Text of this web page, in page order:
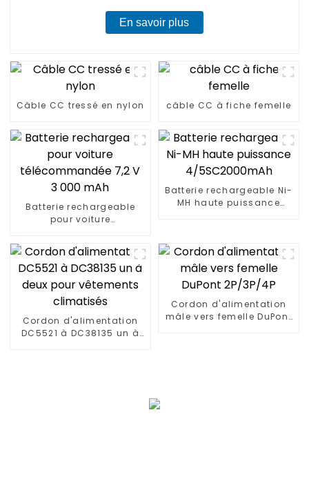
En savoir plus
Câble CC tressé en nylon câble CC à fiche femelle
Batterie rechargeable
pour voiture
3 000 mAh
Batterie rechargeable Ni-
MH haute puissance
Cordon d'alimentation
DC5521 à DC38135 un à
Cordon d'alimentation
mâle vers femelle DuPont